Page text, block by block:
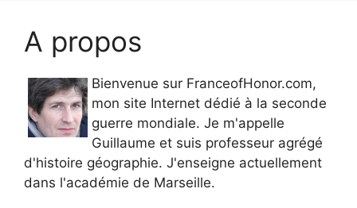
A propos
Bienvenue sur FranceofHonor.com,
mon site Internet dédié à la seconde
guerre mondiale. Je m'appelle
Guillaume et suis professeur agrégé
d'histoire géographie. J'enseigne actuellement
dans l'académie de Marseille.